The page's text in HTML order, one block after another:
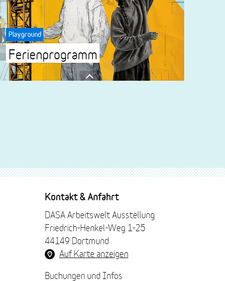
Playground
Ferienprogramm
Kontakt & Anfahrt
DASA Arbeitswelt Ausstellung
Friedrich-Henkel-Weg 1-25
44149 Dortmund
Auf Karte anzeigen
Buchungen und Infos